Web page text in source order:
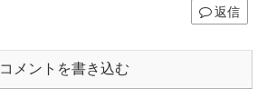
返信
コメントを書き込む